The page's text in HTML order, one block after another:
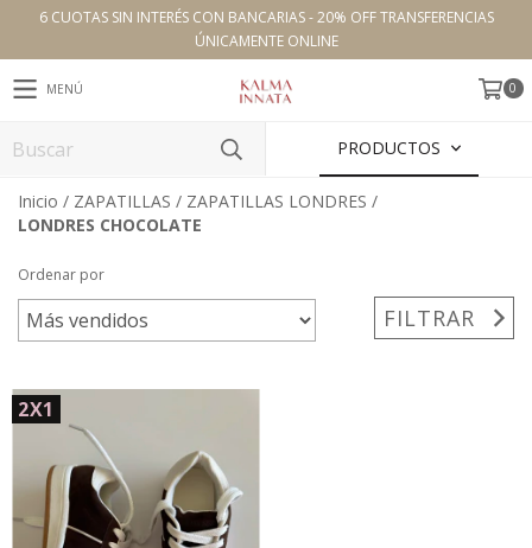
6 CUOTAS SIN INTERÉS CON BANCARIAS - 20% OFF TRANSFERENCIAS
ÚNICAMENTE ONLINE
MENÚ 0
PRODUCTOS
Inicio / ZAPATILLAS / ZAPATILLAS LONDRES /
LONDRES CHOCOLATE
Ordenar por
FILTRAR
2X1